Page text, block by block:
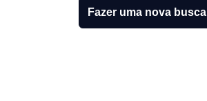
Fazer uma nova busca